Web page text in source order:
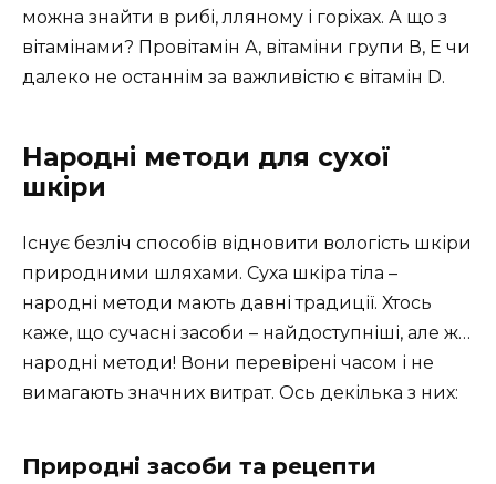
можна знайти в рибі, лляному і горіхах. А що з
вітамінами? Провітамін А, вітаміни групи В, Е чи
далеко не останнім за важливістю є вітамін D.
Народні методи для сухої
шкіри
Існує безліч способів відновити вологість шкіри
природними шляхами. Суха шкіра тіла –
народні методи мають давні традиції. Хтось
каже, що сучасні засоби – найдоступніші, але ж…
народні методи! Вони перевірені часом і не
вимагають значних витрат. Ось декілька з них:
Природні засоби та рецепти